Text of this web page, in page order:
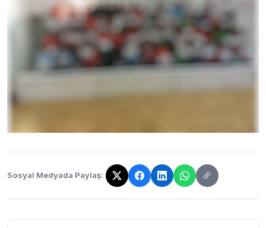
Sosyal Medyada Paylaş:
Bağlantı kopyalandı!